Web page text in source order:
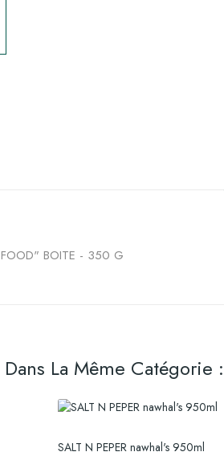
BOITE - 350 G
La Même Catégorie :
SALT N PEPER nawhal's 950ml